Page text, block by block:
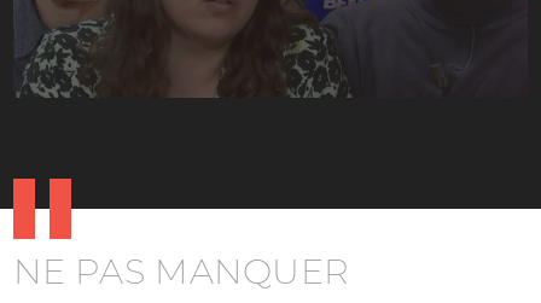
NE PAS MANQUER